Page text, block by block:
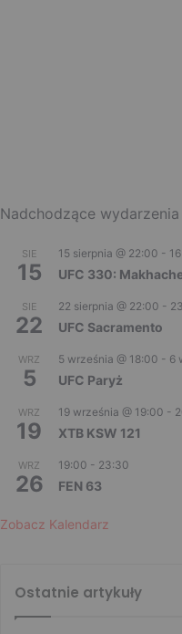
Nadchodzące wydarzenia
SIE
15
15 sierpnia @ 22:00 -
UFC 330:
SIE
22
22 sierpnia @ 22:00 -
UFC Sacramento
WRZ
5
5 września @ 18:00 - 6
UFC Paryż
WRZ
19
19 września @ 19:00 -
XTB KSW 121
WRZ
26
19:00 - 23:30
FEN 63
Zobacz Kalendarz
Ostatnie artykuły